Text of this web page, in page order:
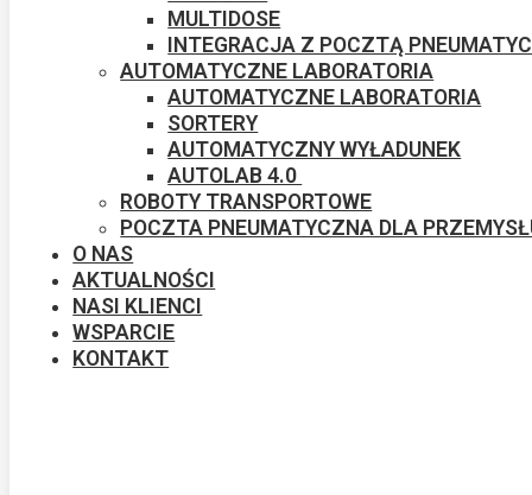
MULTIDOSE
INTEGRACJA Z POCZTĄ
AUTOMATYCZNE ​LABORATORIA
AUTOMATYCZNE ​LABORATORIA
SORTERY
AUTOMATYCZNY WYŁADUNEK​
AUTOLAB 4.0 ​
ROBOTY TRANSPORTOWE
POCZTA PNEUMATYCZNA DLA
O NAS
AKTUALNOŚCI
NASI KLIENCI
WSPARCIE
KONTAKT